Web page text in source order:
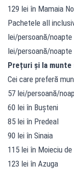
129 lei în Mamaia
Pachetele all
lei/persoană/
lei/persoană/noapte
Prețuri și la munte
Cei care preferă
57 lei/persoană/
60 lei în Bușteni
85 lei în Predeal
90 lei în Sinaia
115 lei în Moieciu de
123 lei în Azuga